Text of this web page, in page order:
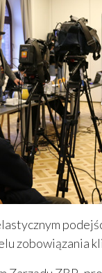
zobowiązania